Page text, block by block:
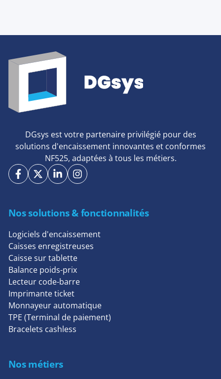
DGsys est votre partenaire privilégié pour des
solutions d'encaissement innovantes et conformes
NF525, adaptées à tous les métiers.
Nos solutions & fonctionnalités
Logiciels d'encaissement
Caisses enregistreuses
Caisse sur tablette
Balance poids-prix
Lecteur code-barre
Imprimante ticket
Monnayeur automatique
TPE (Terminal de paiement)
Bracelets cashless
Nos métiers